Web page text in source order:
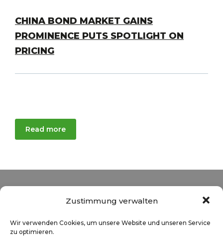
Zustimmung verwalten
Wir verwenden Cookies, um unsere Website und unseren Service
zu optimieren.
CHINA BOND MARKET GAINS
PROMINENCE PUTS SPOTLIGHT ON
PRICING
Read more